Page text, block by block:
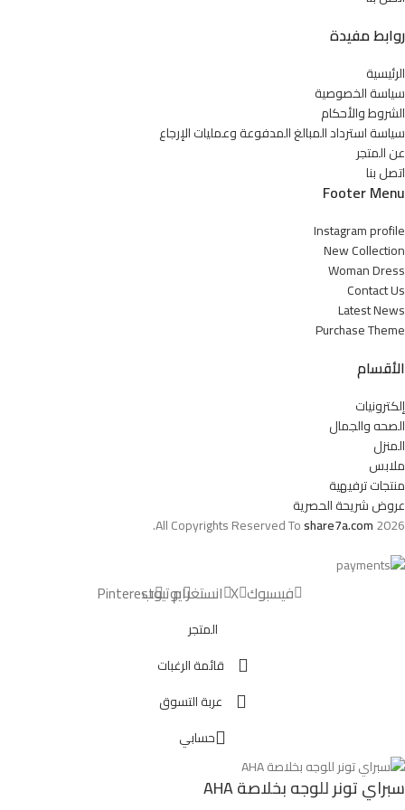
روابط مفيدة
الرئيسية
سياسة الخصوصية
الشروط والأحكام
سياسة استرداد المبالغ المدفوعة وعمليات الإرجاع
عن المتجر
اتصل بنا
Footer Menu
Instagram profile
New Collection
Woman Dress
Contact Us
Latest News
Purchase Theme
الأقسام
إلكترونيات
الصحه والجمال
المنزل
ملابس
منتجات ترفيهية
عروض شريحة الحصرية
All Copyrights Reserved Toshare7a.com2026.
فيسبوك X انستغراميوتيوبPinterest
المتجر
قائمة الرغبات
عربة التسوق
حسابي
سبراي تونر للوجه بخلاصة AHA